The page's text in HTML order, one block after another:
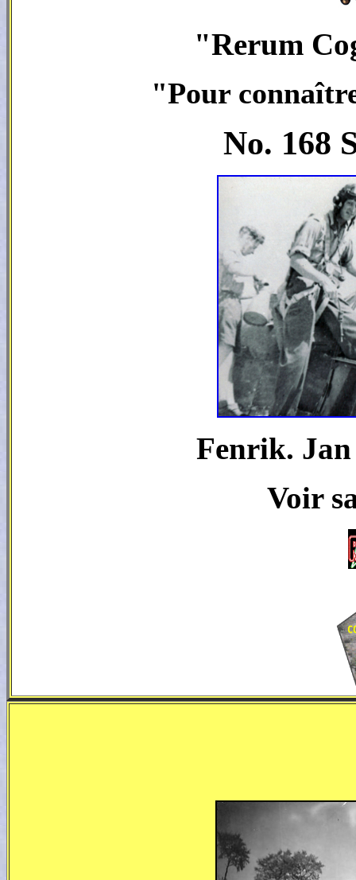
"Rerum
"Pour
No. 168
Fenrik.
Voir